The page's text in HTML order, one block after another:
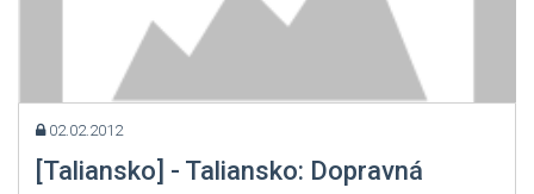
02.02.2012
[Taliansko] - Taliansko: Dopravná